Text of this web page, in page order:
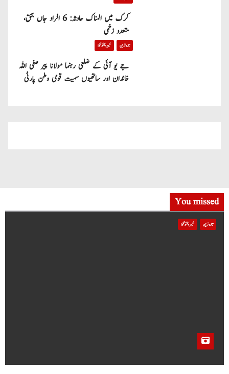
کرک میں المناک حادثہ: 6 افراد جاں بحق،
متعدد زخمی
تازہ ترین خیبر پختونخوا
جے یو آئی کے ضلعی رہنما مولانا پیر صفی اللہ
خاندان اور ساتھیوں سمیت قومی وطن پارٹی
You missed
تازہ ترین خیبر پختونخوا